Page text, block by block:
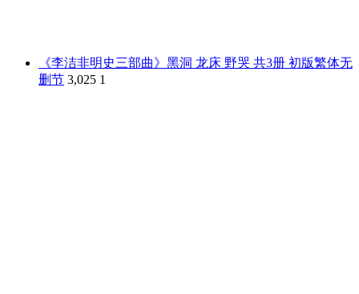
《李洁非明史三部曲》黑洞 龙床 野哭 共3册 初版繁体无
删节 3,025 1